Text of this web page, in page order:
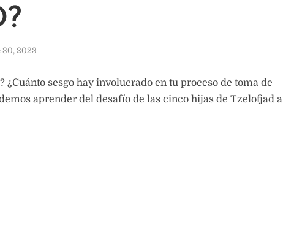
30, 2023
¿Cuánto sesgo hay involucrado en tu proceso de toma de
aprender del desafío de las cinco hijas de Tzelofjad a